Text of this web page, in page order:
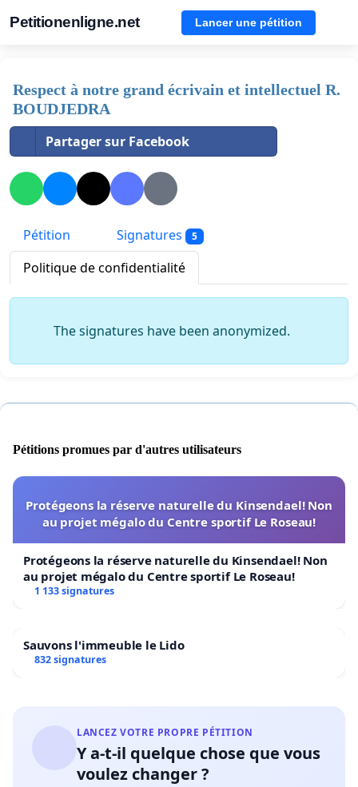
Petitionenligne.net Lancer une pétition
Respect à notre grand écrivain et intellectuel R.
BOUDJEDRA
Partager sur Facebook
Pétition Signatures 5
Politique de confidentialité
The signatures have been anonymized.
Pétitions promues par d'autres utilisateurs
Protégeons la réserve naturelle du Kinsendael! Non
au projet mégalo du Centre sportif Le Roseau!
Protégeons la réserve naturelle du Kinsendael! Non
au projet mégalo du Centre sportif Le Roseau!
1 133 signatures
Sauvons l'immeuble le Lido
832 signatures
LANCEZ VOTRE PROPRE PÉTITION
Y a-t-il quelque chose que vous
voulez changer ?